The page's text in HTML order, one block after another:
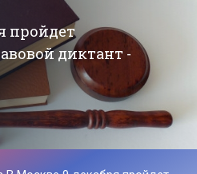
пройдет
диктант -